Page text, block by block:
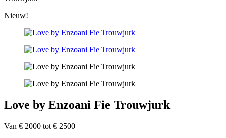
Nieuw!
Love by Enzoani Fie Trouwjurk
Van € 2000 tot € 2500